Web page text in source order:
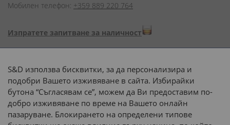
Мобилен телефон: +359 889 220 764
Изпратете запитване за наличност
Начини на плащане:
Доставка до адрес с:
S&D използва бисквитки, за да персонализира и
подобри Вашето изживяване в сайта. Избирайки
бутона “Съгласявам се”, можем да Ви предоставим по-
добро изживяване по време на Вашето онлайн
пазаруване. Блокирането на определени типове